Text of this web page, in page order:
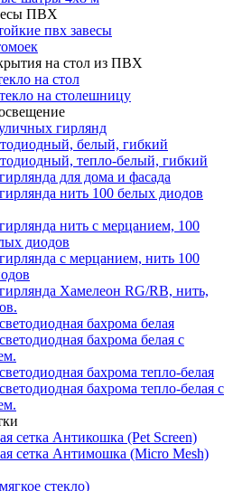
ПВХ
пвх завесы
на стол из ПВХ
на стол
на столешницу
гирлянд
белый, гибкий
тепло-белый, гибкий
для дома и фасада
нить 100 белых диодов
нить с мерцанием, 100
диодов
с мерцанием, нить 100
Хамелеон RG/RB, нить,
бахрома белая
бахрома белая с
бахрома тепло-белая
бахрома тепло-белая с
сетка Антикошка (Pet Screen)
сетка Антимошка (Micro Mesh)
стекло)